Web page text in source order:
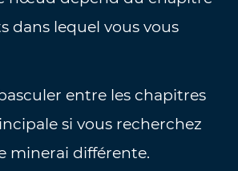
dans lequel vous vous
entre les chapitres
si vous recherchez
minerai différente.